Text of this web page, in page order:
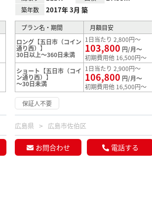
築年数 2017年 3月 築
プラン名・期間
月額目安
ロング【五日市（コイン
通り西）】
30日以上～360日未満
1日当たり 2,800円～
103,800 円/月～
初期費用他 16,500円～
ショート【五日市（コイ
ン通り西）】
～30日未満
1日当たり 2,900円～
106,800 円/月～
初期費用他 16,500円～
保証人不要
広島県 広島市佐伯区
お問合わせ 電話する